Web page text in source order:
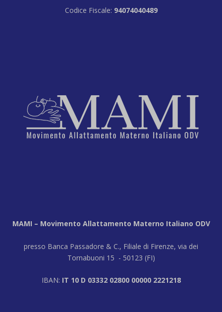
Codice Fiscale: 94074040489
MAMI – Movimento Allattamento Materno Italiano ODV
presso Banca Passadore & C., Filiale di Firenze, via dei
Tornabuoni 15 - 50123 (FI)
IBAN: IT 10 D 03332 02800 00000 2221218